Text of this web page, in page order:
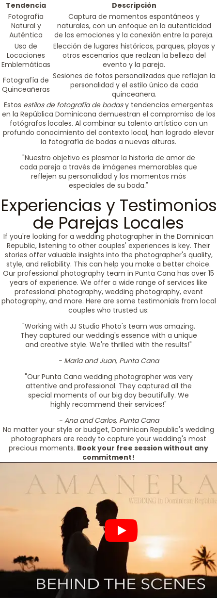
Tendencia
Descripción
Fotografía
Natural y
Auténtica
Captura de momentos espontáneos y
naturales, con un enfoque en la autenticidad
de las emociones y la conexión entre la pareja.
Uso de
Locaciones
Emblemáticas
Elección de lugares históricos, parques, playas y
otros escenarios que realzan la belleza del
evento y la pareja.
Fotografía de
Quinceañeras
Sesiones de fotos personalizadas que reflejan la
personalidad y el estilo único de cada
quinceañera.
Estos estilos de fotografía de bodasy tendencias emergentes
en la República Dominicana demuestran el compromiso de los
fotógrafos locales. Al combinar su talento artístico con un
profundo conocimiento del contexto local, han logrado elevar
la fotografía de bodas a nuevas alturas.
"Nuestro objetivo es plasmar la historia de amor de
cada pareja a través de imágenes memorables que
reflejen su personalidad y los momentos más
especiales de su boda."
Experiencias y Testimonios
de Parejas Locales
If you're looking for a wedding photographer in the Dominican
Republic, listening to other couples' experiences is key. Their
stories offer valuable insights into the photographer's quality,
style, and reliability. This can help you make a better choice.
Our professional photography team in Punta Cana has over 15
years of experience. We offer a wide range of services like
professional photography, wedding photography, event
photography, and more. Here are some testimonials from local
couples who trusted us:
"Working with JJ Studio Photo's team was amazing.
They captured our wedding's essence with a unique
and creative style. We're thrilled with the results!"
- María and Juan, Punta Cana
"Our Punta Cana wedding photographer was very
attentive and professional. They captured all the
special moments of our big day beautifully. We
highly recommend their services!"
- Ana and Carlos, Punta Cana
No matter your style or budget, Dominican Republic's wedding
photographers are ready to capture your wedding's most
precious moments. Book your free session without any
commitment!